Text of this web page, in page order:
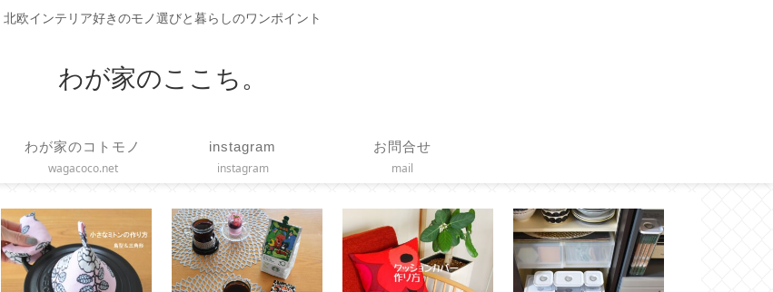
北欧インテリア好きのモノ選びと暮らしのワンポイント
わが家のここち。
わが家のコトモノ
wagacoco.net
instagram
instagram
お問合せ
mail